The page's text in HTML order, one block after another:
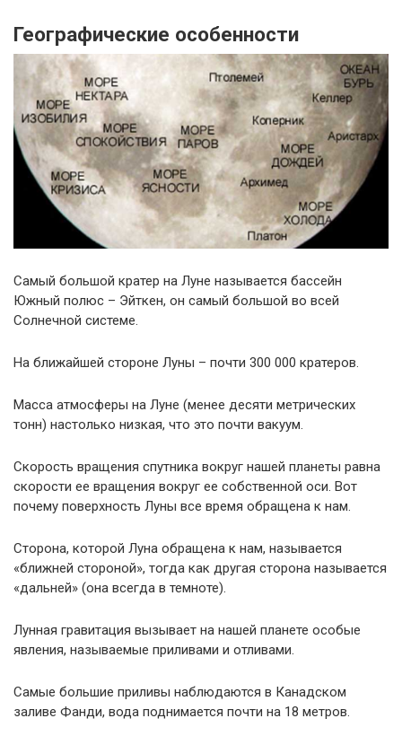
Географические особенности
Самый большой кратер на Луне называется бассейн
Южный полюс – Эйткен, он самый большой во всей
Солнечной системе.
На ближайшей стороне Луны – почти 300 000 кратеров.
Масса атмосферы на Луне (менее десяти метрических
тонн) настолько низкая, что это почти вакуум.
Скорость вращения спутника вокруг нашей планеты равна
скорости ее вращения вокруг ее собственной оси. Вот
почему поверхность Луны все время обращена к нам.
Сторона, которой Луна обращена к нам, называется
«ближней стороной», тогда как другая сторона называется
«дальней» (она всегда в темноте).
Лунная гравитация вызывает на нашей планете особые
явления, называемые приливами и отливами.
Самые большие приливы наблюдаются в Канадском
заливе Фанди, вода поднимается почти на 18 метров.